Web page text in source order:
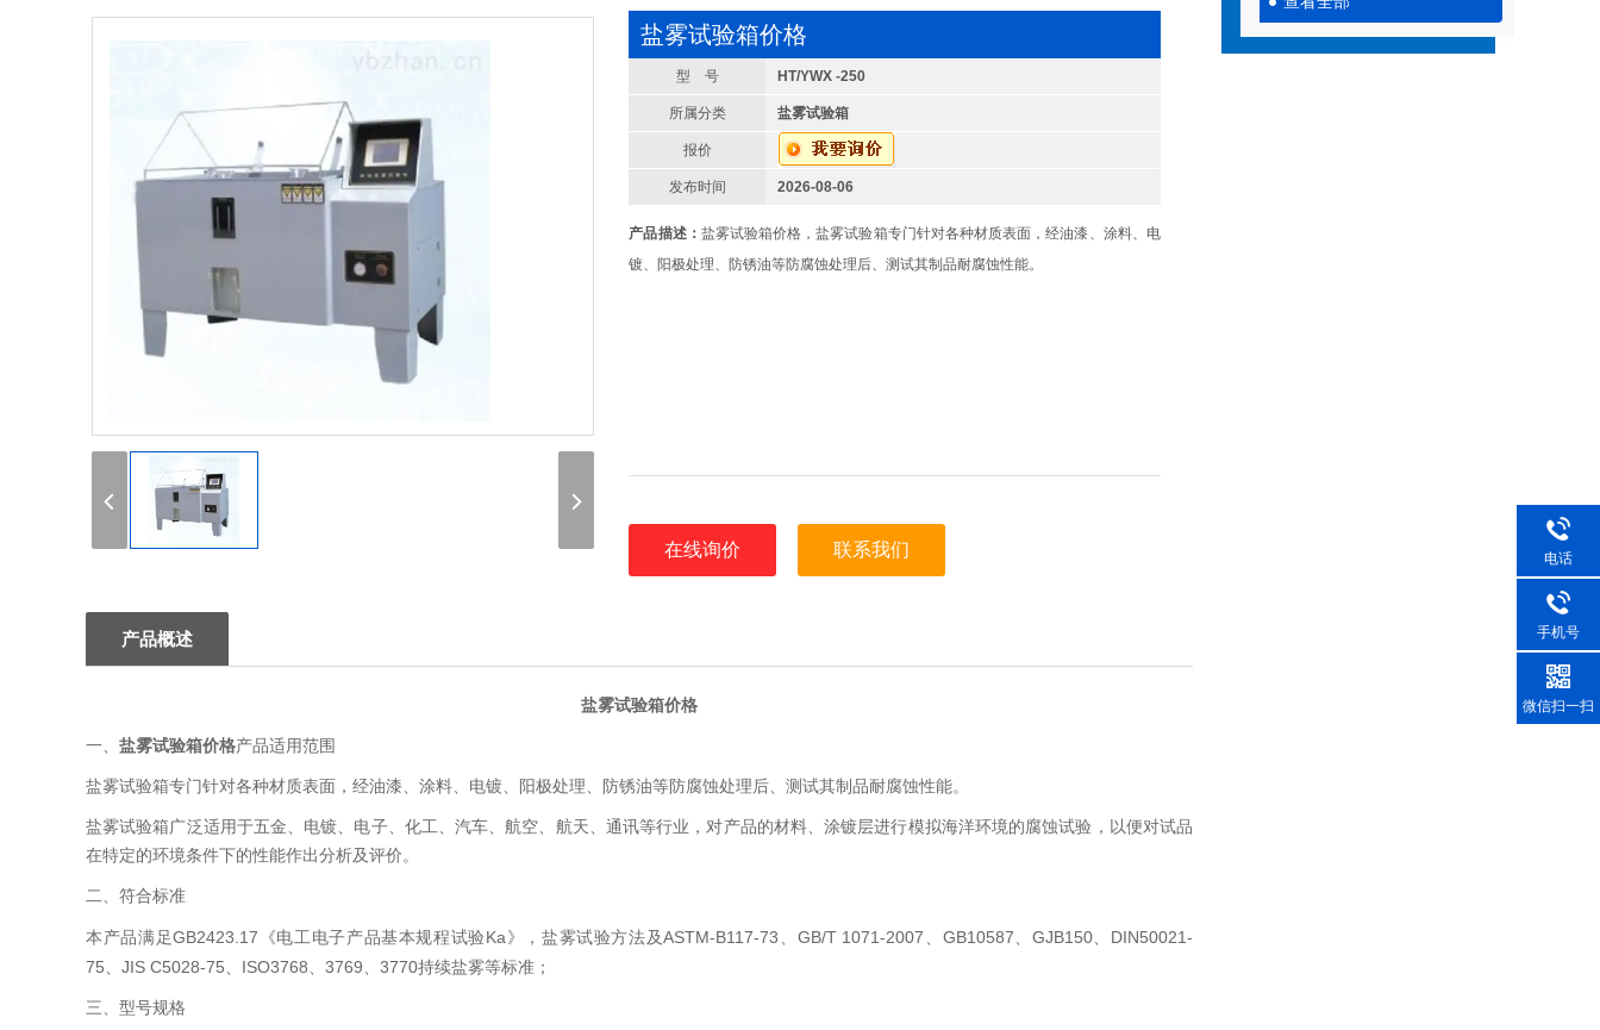
盐雾试验箱价格
型 号 HT/YWX -250
所属分类 盐雾试验箱
报价
发布时间 2026-08-06
产品描述： 盐雾试验箱价格，盐雾试验箱专门针对各种材质表面，经油漆、涂料、电
镀、阳极处理、防锈油等防腐蚀处理后、测试其制品耐腐蚀性能。
在线询价 联系我们
产品概述
盐雾试验箱价格
一、 盐雾试验箱价格产品适用范围
盐雾试验箱专门针对各种材质表面，经油漆、涂料、电镀、阳极处理、防锈油等防腐蚀处理后、测试其制品耐腐蚀性能。
盐雾试验箱广泛适用于五金、电镀、电子、化工、汽车、航空、航天、通讯等行业，对产品的材料、涂镀层进行模拟海洋环境的腐蚀试验，以便对试品
在特定的环境条件下的性能作出分析及评价。
二、符合标准
本产品满足GB2423.17 《电工电子产品基本规程试验Ka 》，盐雾试验方法及ASTM-B117-73 、 GB/T 1071-2007 、 GB10587、 GJB150、 DIN50021-
75、 JIS C5028-75、 ISO3768、 3769、 3770持续盐雾等标准；
三、 型号规格
电话
手机号
微信扫一扫